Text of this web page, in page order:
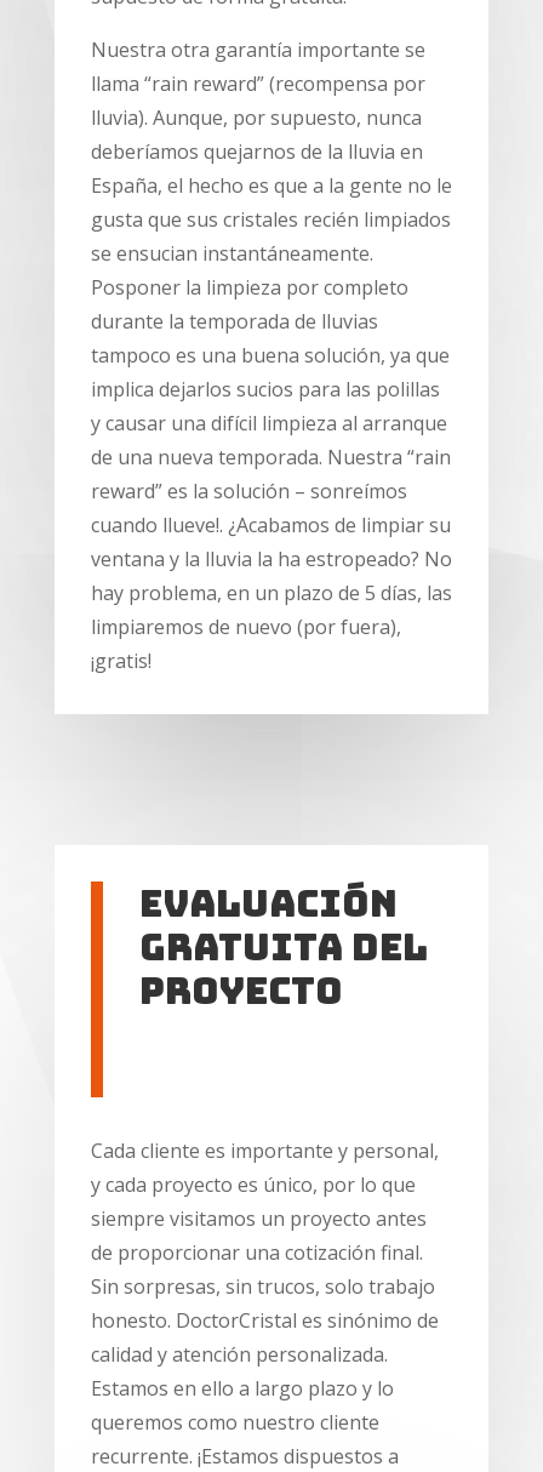
Nuestra otra garantía importante se
llama “rain reward” (recompensa por
lluvia). Aunque, por supuesto, nunca
deberíamos quejarnos de la lluvia en
España, el hecho es que a la gente no le
gusta que sus cristales recién limpiados
se ensucian instantáneamente.
Posponer la limpieza por completo
durante la temporada de lluvias
tampoco es una buena solución, ya que
implica dejarlos sucios para las polillas
y causar una difícil limpieza al arranque
de una nueva temporada. Nuestra “rain
reward” es la solución – sonreímos
cuando llueve!. ¿Acabamos de limpiar su
ventana y la lluvia la ha estropeado? No
hay problema, en un plazo de 5 días, las
limpiaremos de nuevo (por fuera),
¡gratis!
Evaluación
gratuita del
proyecto
Cada cliente es importante y personal,
y cada proyecto es único, por lo que
siempre visitamos un proyecto antes
de proporcionar una cotización final.
Sin sorpresas, sin trucos, solo trabajo
honesto. DoctorCristal es sinónimo de
calidad y atención personalizada.
Estamos en ello a largo plazo y lo
queremos como nuestro cliente
recurrente. ¡Estamos dispuestos a